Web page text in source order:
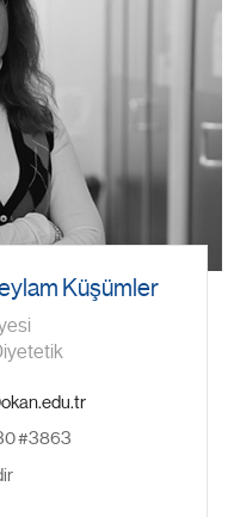
Küşümler
#3863